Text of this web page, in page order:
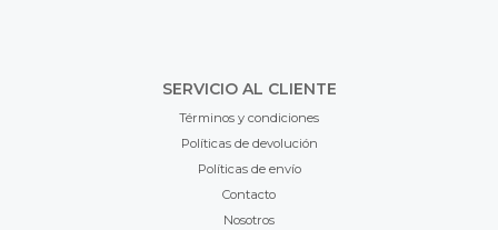
SERVICIO AL CLIENTE
Términos y condiciones
Políticas de devolución
Políticas de envío
Contacto
Nosotros